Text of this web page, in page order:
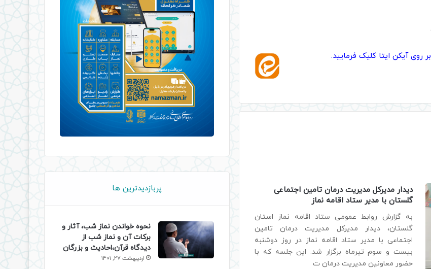
بر روی آیکن ایتا کلیک فرمایید.
دیدار مدیرکل مدیریت درمان تامین اجتماعی
گلستان با مدیر ستاد اقامه نماز
به گزارش روابط عمومی ستاد اقامه نماز استان
گلستان، دیدار مدیرکل مدیریت درمان تامین
اجتماعی با مدیر ستاد اقامه نماز در روز دوشنبه
بیست و سوم تیرماه برگزار شد. این جلسه که با
حضور معاونین مدیریت درمان ت
پربازدیدترین ها
نحوه خواندن نماز شب، آثار و
برکات آن و نماز شب از
دیدگاه قرآن،احادیث و بزرگان
اردیبهشت 27, 1401